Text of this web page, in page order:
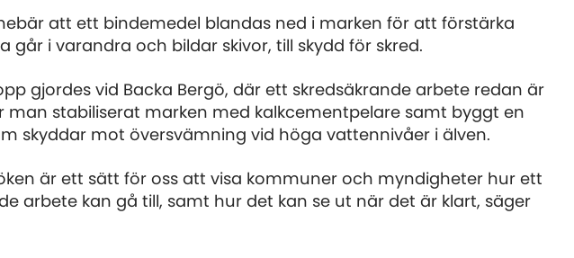
att ett bindemedel blandas ned i marken för att förstärka
går i varandra och bildar skivor, till skydd för skred.
gjordes vid Backa Bergö, där ett skredsäkrande arbete redan är
man stabiliserat marken med kalkcementpelare samt byggt en
skyddar mot översvämning vid höga vattennivåer i älven.
är ett sätt för oss att visa kommuner och myndigheter hur ett
arbete kan gå till, samt hur det kan se ut när det är klart, säger